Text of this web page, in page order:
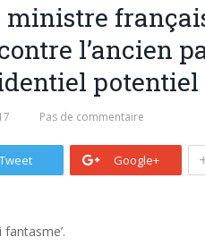
ministre
l’ancien
potentiel
Pas de commentaire
Tweet Google+
fantasme’.